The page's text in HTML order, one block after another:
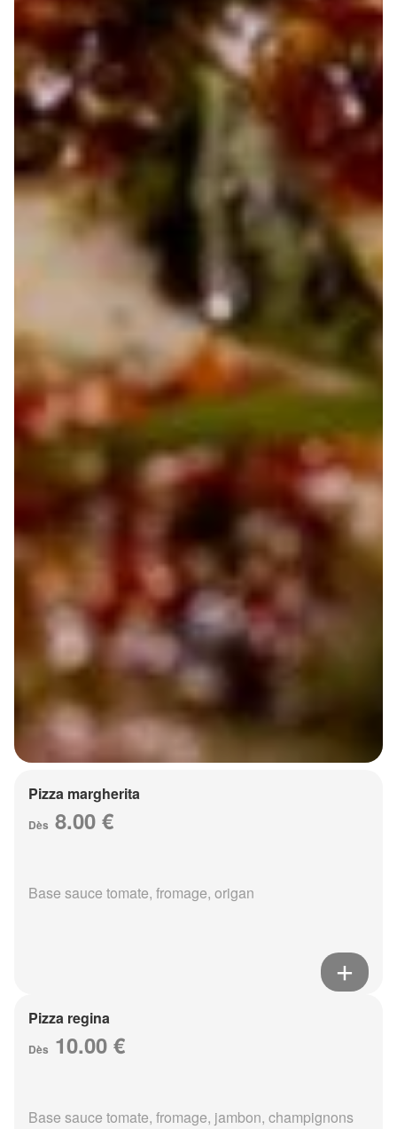
Pizza margherita
Dès 8.00 €
Base sauce tomate, fromage, origan
Pizza regina
Dès 10.00 €
Base sauce tomate, fromage, jambon, champignons